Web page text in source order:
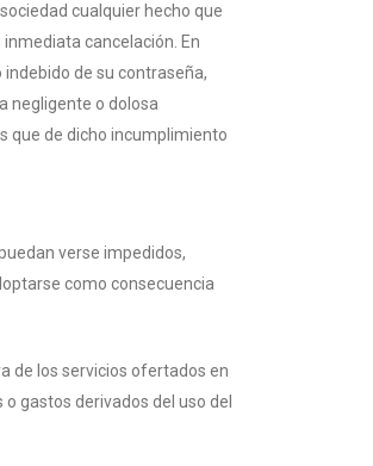
cualquier hecho que
cancelación. En
de su contraseña,
negligente o dolosa
que de dicho incumplimiento
verse impedidos,
como consecuencia
de los servicios ofertados en
gastos derivados del uso del